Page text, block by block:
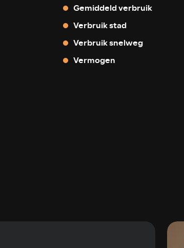
Gemiddeld verbruik
Verbruik stad
Verbruik snelweg
Vermogen